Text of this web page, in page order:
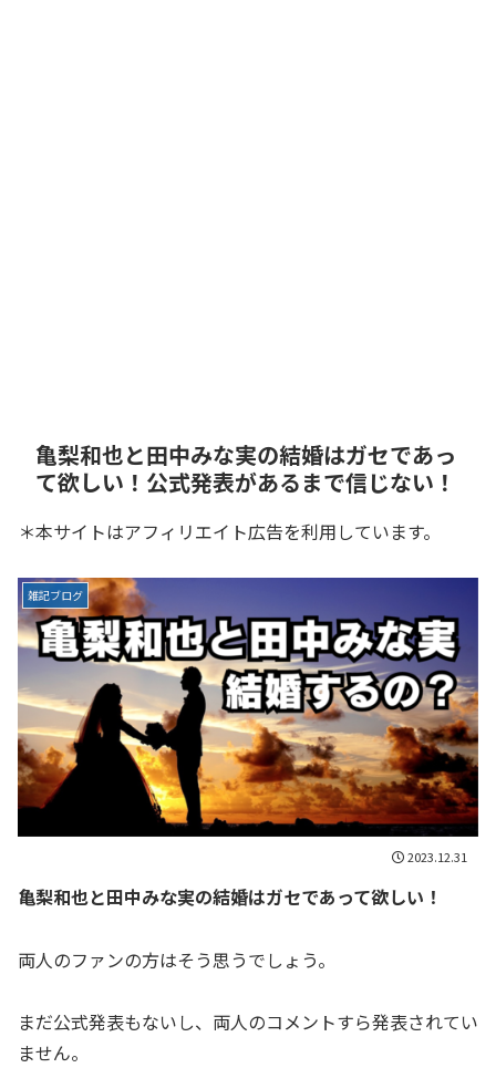
亀梨和也と田中みな実の結婚はガセであっ
て欲しい！公式発表があるまで信じない！
＊本サイトはアフィリエイト広告を利用しています。
雑記ブログ
2023.12.31
亀梨和也と田中みな実の結婚はガセであって欲しい！
両人のファンの方はそう思うでしょう。
まだ公式発表もないし、両人のコメントすら発表されてい
ません。